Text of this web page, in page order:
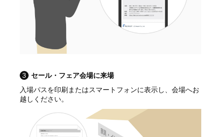
3
セール・フェア会場に来場
入場パスを印刷またはスマートフォンに表示し、会場へお
越しください。